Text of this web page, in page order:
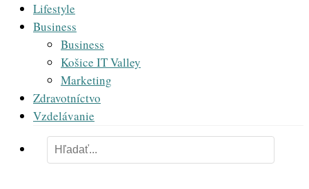
Lifestyle
Business
Business
Košice IT Valley
Marketing
Zdravotníctvo
Vzdelávanie